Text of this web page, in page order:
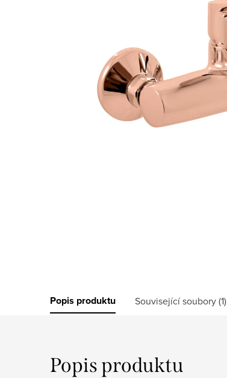
Popis produktu Související soubory (1)
Popis produktu